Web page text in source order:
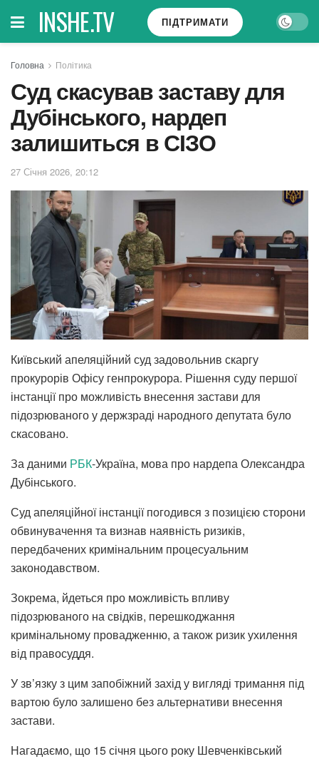
INSHE.TV ПІДТРИМАТИ
Головна Політика
Суд скасував заставу для
Дубінського, нардеп
залишиться в СІЗО
27 Січня 2026, 20:12
Київський апеляційний суд задовольнив скаргу
прокурорів Офісу генпрокурора. Рішення суду першої
інстанції про можливість внесення застави для
підозрюваного у держзраді народного депутата було
скасовано.
За даними РБК-Україна, мова про нардепа Олександра
Дубінського.
Суд апеляційної інстанції погодився з позицією сторони
обвинувачення та визнав наявність ризиків,
передбачених кримінальним процесуальним
законодавством.
Зокрема, йдеться про можливість впливу
підозрюваного на свідків, перешкоджання
кримінальному провадженню, а також ризик ухилення
від правосуддя.
У зв’язку з цим запобіжний захід у вигляді тримання під
вартою було залишено без альтернативи внесення
застави.
Нагадаємо, що 15 січня цього року Шевченківський